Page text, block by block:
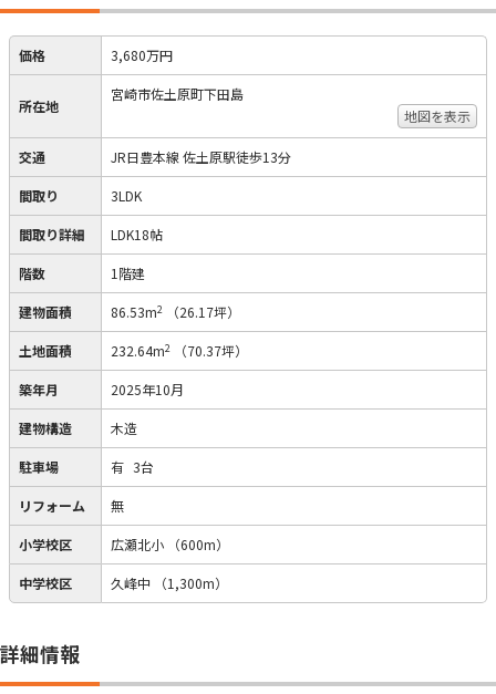
価格 3,680万円
所在地
宮崎市佐土原町下田島
地図を表示
交通 JR日豊本線 佐土原駅徒歩13分
間取り 3LDK
間取り詳細 LDK18帖
階数 1階建
建物面積 86.53m2 （26.17坪）
土地面積 232.64m2 （70.37坪）
築年月 2025年10月
建物構造 木造
駐車場 有 3台
リフォーム 無
小学校区 広瀬北小 （600m）
中学校区 久峰中 （1,300m）
詳細情報